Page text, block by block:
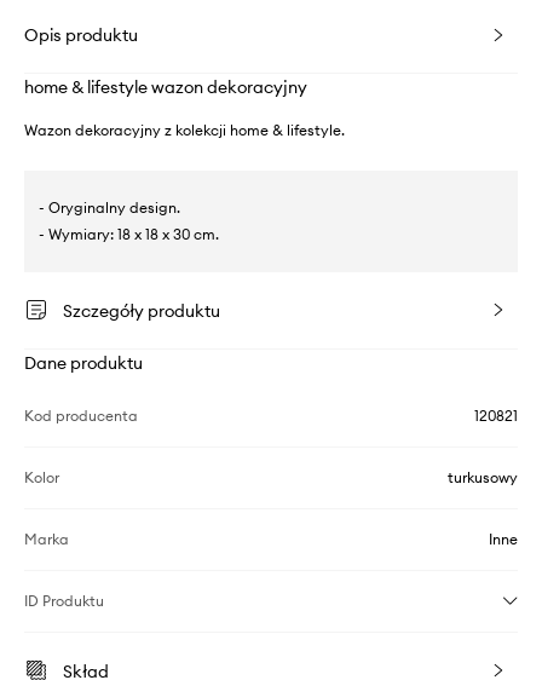
Opis produktu
home & lifestyle wazon dekoracyjny
Wazon dekoracyjny z kolekcji home & lifestyle.
- Oryginalny design.
- Wymiary: 18 x 18 x 30 cm.
Szczegóły produktu
Dane produktu
Kod producenta 120821
Kolor turkusowy
Marka Inne
ID Produktu
Skład